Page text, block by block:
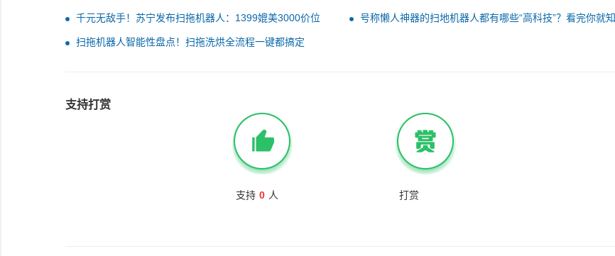
更舒心
千元无敌手！苏宁发布扫拖机器人：1399媲美3000价位
号称懒人神器的扫地机器人都有哪些“高科技”？看完你就知
扫拖机器人智能性盘点！扫拖洗烘全流程一键都搞定
支持打赏
支持 0 人 打赏